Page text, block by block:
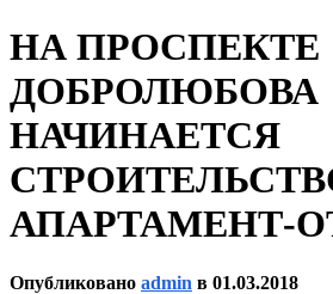
НА ПРОСПЕКТЕ
ДОБРОЛЮБОВА
НАЧИНАЕТСЯ
АПАРТАМЕНТ-
Опубликовано admin в 01.03.2018